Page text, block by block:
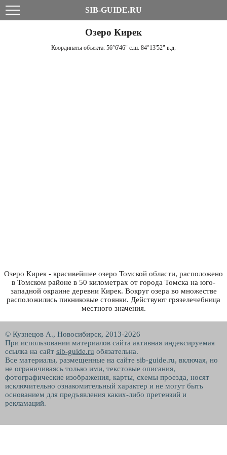
SIB-GUIDE.RU
Озеро Кирек
Координаты объекта: 56°6'46" с.ш. 84°13'52" в.д.
Озеро Кирек - красивейшее озеро Томской области, расположено
в Томском районе в 50 километрах от города Томска на юго-
западной окраине деревни Кирек. Вокруг озера во множестве
расположились пикниковые стоянки. Действуют грязелечебница
местного значения.
© Кузнецов А., Новосибирск, 2013-2026
При использовании материалов сайта активная индексируемая
ссылка на сайт sib-guide.ru обязательна.
Все материалы, размещенные на сайте sib-guide.ru, включая, но
не ограничиваясь только ими, текстовые описания,
фотографические изображения, карты, схемы проезда, носят
исключительно ознакомительный характер и не могут быть
основанием для предъявления каких-либо претензий и
рекламаций.